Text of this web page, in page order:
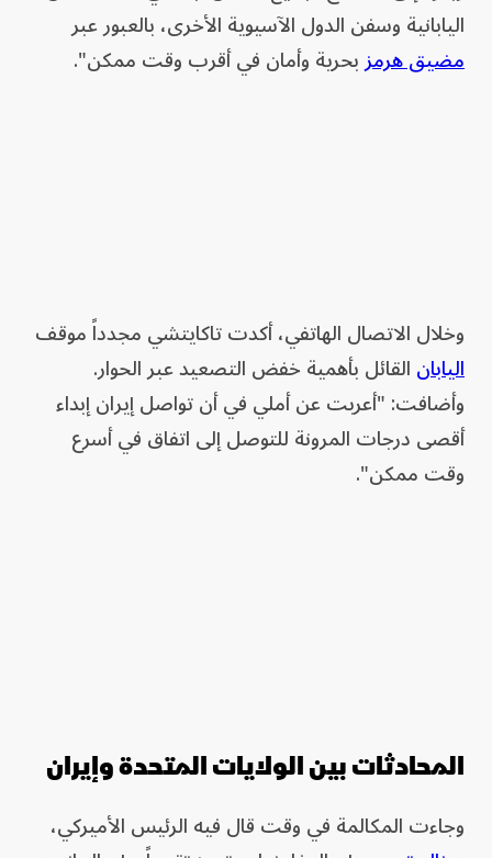
اليابانية وسفن الدول الآسيوية الأخرى، بالعبور عبر
مضيق هرمزبحرية وأمان في أقرب وقت ممكن".
وخلال الاتصال الهاتفي، أكدت تاكايتشي مجدداً موقف
اليابانالقائل بأهمية خفض التصعيد عبر الحوار.
وأضافت: "أعربت عن أملي في أن تواصل إيران إبداء
أقصى درجات المرونة للتوصل إلى اتفاق في أسرع
وقت ممكن".
المحادثات بين الولايات المتحدة وإيران
وجاءت المكالمة في وقت قال فيه الرئيس الأميركي،